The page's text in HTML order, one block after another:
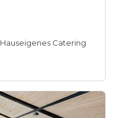
Hauseigenes Catering